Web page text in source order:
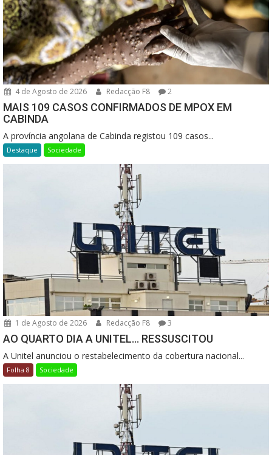
4 de Agosto de 2026 Redacção F8 2
MAIS 109 CASOS CONFIRMADOS DE MPOX EM
CABINDA
A província angolana de Cabinda registou 109 casos...
Destaque Sociedade
1 de Agosto de 2026 Redacção F8 3
AO QUARTO DIA A UNITEL… RESSUSCITOU
A Unitel anunciou o restabelecimento da cobertura nacional...
Folha 8 Sociedade